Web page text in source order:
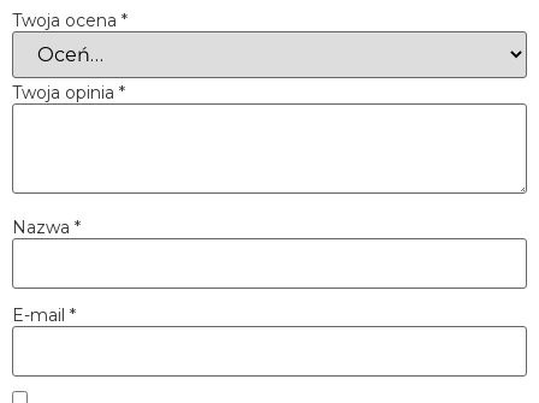
Twoja ocena *
Twoja opinia *
Nazwa *
E-mail *